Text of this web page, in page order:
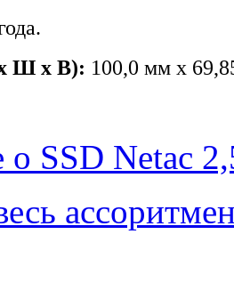
Ш x В): 100,0 мм x
о SSD Netac